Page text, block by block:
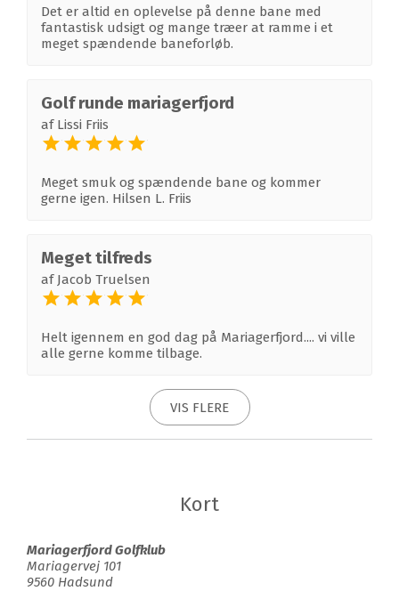
Det er altid en oplevelse på denne bane med
fantastisk udsigt og mange træer at ramme i et
meget spændende baneforløb.
Golf runde mariagerfjord
af Lissi Friis
Meget smuk og spændende bane og kommer
gerne igen. Hilsen L. Friis
Meget tilfreds
af Jacob Truelsen
Helt igennem en god dag på Mariagerfjord.... vi ville
alle gerne komme tilbage.
VIS FLERE
Kort
Mariagerfjord Golfklub
Mariagervej 101
9560 Hadsund